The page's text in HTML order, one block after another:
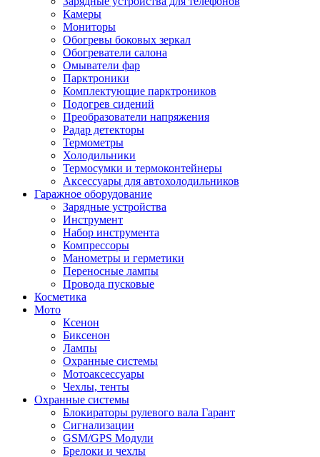
Камеры
Мониторы
Обогревы боковых зеркал
Обогреватели салона
Омыватели фар
Парктроники
Комплектующие парктроников
Подогрев сидений
Преобразователи напряжения
Радар детекторы
Термометры
Холодильники
Термосумки и термоконтейнеры
Аксессуары для автохолодильников
Гаражное оборудование
Зарядные устройства
Инструмент
Набор инструмента
Компрессоры
Манометры и герметики
Переносные лампы
Провода пусковые
Косметика
Мото
Ксенон
Биксенон
Лампы
Охранные системы
Мотоаксессуары
Чехлы, тенты
Охранные системы
Блокираторы рулевого вала Гарант
Сигнализации
GSM/GPS Модули
Брелоки и чехлы